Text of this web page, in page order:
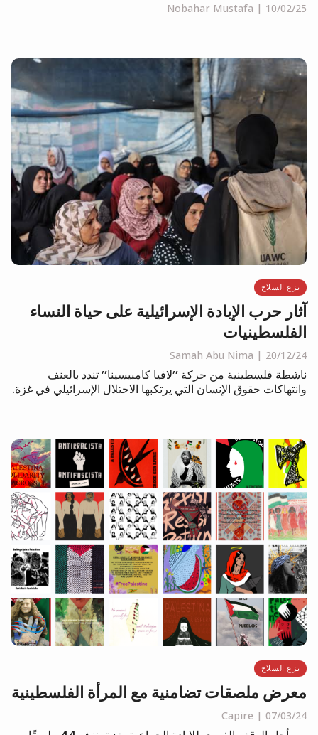
10/02/25
Nobahar Mustafa
نزع السلاح
آثار حرب الإبادة الإسرائيلية على حياة النساء
الفلسطينيات
20/12/24
Samah Abu Nima
ناشطة فلسطينية من حركة ’’لافيا كامبيسينا’’ تندد بالعنف
وانتهاكات حقوق الإنسان التي يرتكبها الاحتلال الإسرائيلي في غزة.
نزع السلاح
معرض ملصقات تضامنية مع المرأة الفلسطينية
07/03/24
Capire